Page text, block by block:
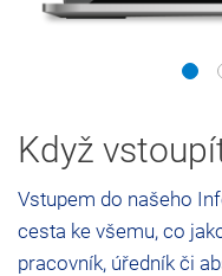
Když
Vstupem do našeho
cesta ke všemu, co
pracovník, úředník či